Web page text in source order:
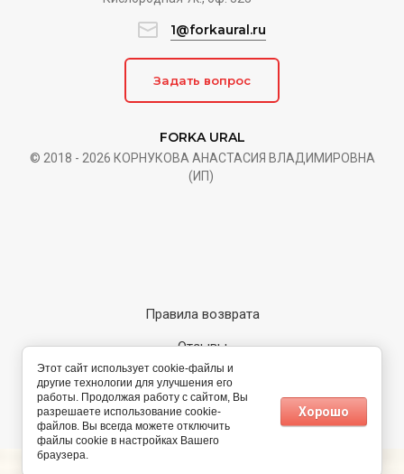
FORKA URAL
© 2018 - 2026 КОРНУКОВА АНАСТАСИЯ ВЛАДИМИРОВНА
(ИП)
1@forkaural.ru
Задать вопрос
Правила возврата
Отзывы
Карта сайта
Megagroup.ru
Этот сайт использует cookie-файлы и
другие технологии для улучшения его
работы. Продолжая работу с сайтом, Вы
разрешаете использование cookie-
файлов. Вы всегда можете отключить
файлы cookie в настройках Вашего
браузера.
Хорошо